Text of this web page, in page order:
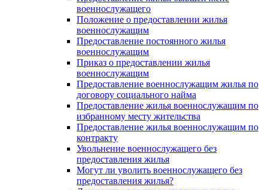
военнослужащего
Положение о предоставлении жилья
военнослужащим
Предоставление постоянного жилья
военнослужащим
Приказ о предоставлении жилья
военнослужащим
Предоставление военнослужащим жилья по
договору социального найма
Предоставление жилья военнослужащим по
избранному месту жительства
Предоставление жилья военнослужащим по
контракту
Увольнение военнослужащего без
предоставления жилья
Могут ли уволить военнослужащего без
предоставления жилья?